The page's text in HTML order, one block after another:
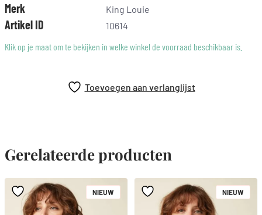
Merk King Louie
Artikel ID
10614
Klik op je maat om te bekijken in welke winkel de voorraad beschikbaar is.
Toevoegen aan verlanglijst
Gerelateerde producten
NIEUW NIEUW